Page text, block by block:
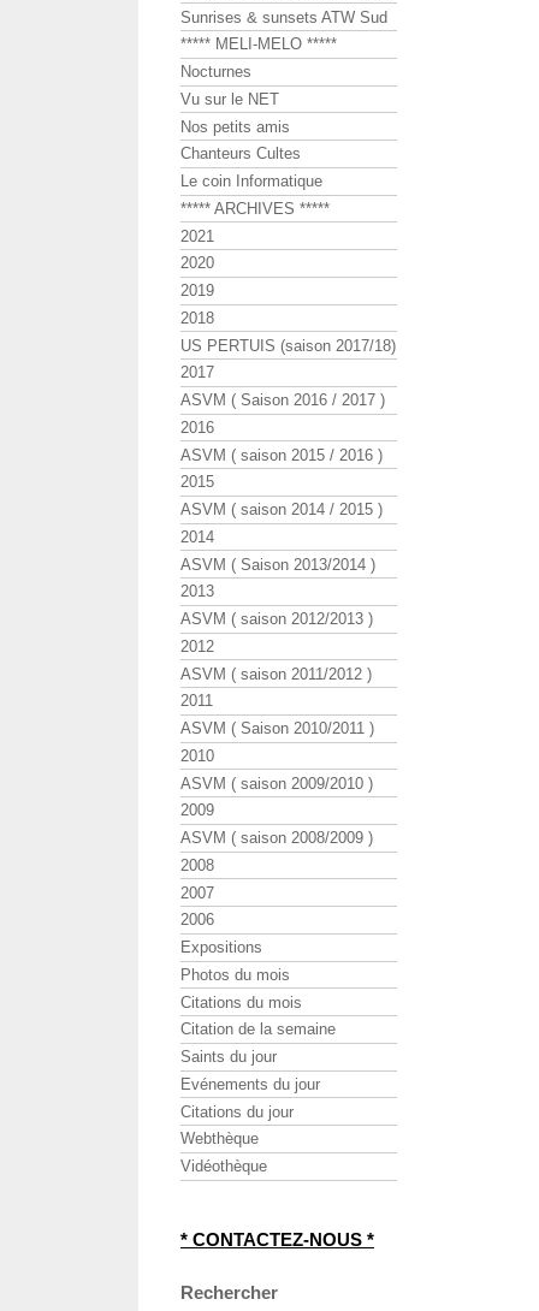
Sunrises & sunsets ATW Sud
***** MELI-MELO *****
Nocturnes
Vu sur le NET
Nos petits amis
Chanteurs Cultes
Le coin Informatique
***** ARCHIVES *****
2021
2020
2019
2018
US PERTUIS (saison 2017/18)
2017
ASVM ( Saison 2016 / 2017 )
2016
ASVM ( saison 2015 / 2016 )
2015
ASVM ( saison 2014 / 2015 )
2014
ASVM ( Saison 2013/2014 )
2013
ASVM ( saison 2012/2013 )
2012
ASVM ( saison 2011/2012 )
2011
ASVM ( Saison 2010/2011 )
2010
ASVM ( saison 2009/2010 )
2009
ASVM ( saison 2008/2009 )
2008
2007
2006
Expositions
Photos du mois
Citations du mois
Citation de la semaine
Saints du jour
Evénements du jour
Citations du jour
Webthèque
Vidéothèque
* CONTACTEZ-NOUS *
Rechercher